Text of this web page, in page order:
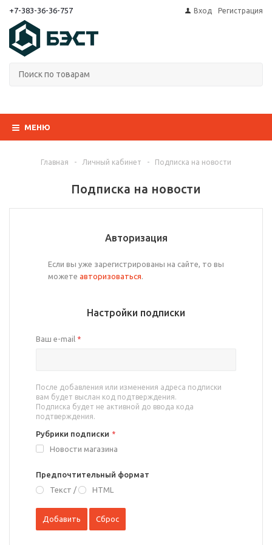
+7-383-36-36-757 Вход Регистрация
МЕНЮ
Главная - Личный кабинет - Подписка на новости
Подписка на новости
Авторизация
Если вы уже зарегистрированы на сайте, то вы
можете авторизоваться.
Настройки подписки
Ваш e-mail *
После добавления или изменения адреса подписки
вам будет выслан код подтверждения.
Подписка будет не активной до ввода кода
подтверждения.
Рубрики подписки *
Новости магазина
Предпочтительный формат
Текст / HTML